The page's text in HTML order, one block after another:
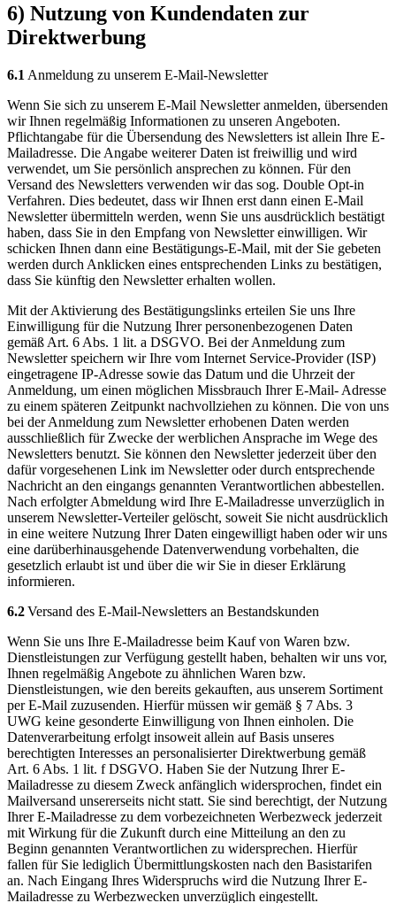
6) Nutzung von Kundendaten zur
Direktwerbung
6.1 Anmeldung zu unserem E-Mail-Newsletter
Wenn Sie sich zu unserem E-Mail Newsletter anmelden, übersenden
wir Ihnen regelmäßig Informationen zu unseren Angeboten.
Pflichtangabe für die Übersendung des Newsletters ist allein Ihre E-
Mailadresse. Die Angabe weiterer Daten ist freiwillig und wird
verwendet, um Sie persönlich ansprechen zu können. Für den
Versand des Newsletters verwenden wir das sog. Double Opt-in
Verfahren. Dies bedeutet, dass wir Ihnen erst dann einen E-Mail
Newsletter übermitteln werden, wenn Sie uns ausdrücklich bestätigt
haben, dass Sie in den Empfang von Newsletter einwilligen. Wir
schicken Ihnen dann eine Bestätigungs-E-Mail, mit der Sie gebeten
werden durch Anklicken eines entsprechenden Links zu bestätigen,
dass Sie künftig den Newsletter erhalten wollen.
Mit der Aktivierung des Bestätigungslinks erteilen Sie uns Ihre
Einwilligung für die Nutzung Ihrer personenbezogenen Daten
gemäß Art. 6 Abs. 1 lit. a DSGVO. Bei der Anmeldung zum
Newsletter speichern wir Ihre vom Internet Service-Provider (ISP)
eingetragene IP-Adresse sowie das Datum und die Uhrzeit der
Anmeldung, um einen möglichen Missbrauch Ihrer E-Mail- Adresse
zu einem späteren Zeitpunkt nachvollziehen zu können. Die von uns
bei der Anmeldung zum Newsletter erhobenen Daten werden
ausschließlich für Zwecke der werblichen Ansprache im Wege des
Newsletters benutzt. Sie können den Newsletter jederzeit über den
dafür vorgesehenen Link im Newsletter oder durch entsprechende
Nachricht an den eingangs genannten Verantwortlichen abbestellen.
Nach erfolgter Abmeldung wird Ihre E-Mailadresse unverzüglich in
unserem Newsletter-Verteiler gelöscht, soweit Sie nicht ausdrücklich
in eine weitere Nutzung Ihrer Daten eingewilligt haben oder wir uns
eine darüberhinausgehende Datenverwendung vorbehalten, die
gesetzlich erlaubt ist und über die wir Sie in dieser Erklärung
informieren.
6.2Versand des E-Mail-Newsletters an Bestandskunden
Wenn Sie uns Ihre E-Mailadresse beim Kauf von Waren bzw.
Dienstleistungen zur Verfügung gestellt haben, behalten wir uns vor,
Ihnen regelmäßig Angebote zu ähnlichen Waren bzw.
Dienstleistungen, wie den bereits gekauften, aus unserem Sortiment
per E-Mail zuzusenden. Hierfür müssen wir gemäß § 7 Abs. 3
UWG keine gesonderte Einwilligung von Ihnen einholen. Die
Datenverarbeitung erfolgt insoweit allein auf Basis unseres
berechtigten Interesses an personalisierter Direktwerbung gemäß
Art. 6 Abs. 1 lit. f DSGVO. Haben Sie der Nutzung Ihrer E-
Mailadresse zu diesem Zweck anfänglich widersprochen, findet ein
Mailversand unsererseits nicht statt. Sie sind berechtigt, der Nutzung
Ihrer E-Mailadresse zu dem vorbezeichneten Werbezweck jederzeit
mit Wirkung für die Zukunft durch eine Mitteilung an den zu
Beginn genannten Verantwortlichen zu widersprechen. Hierfür
fallen für Sie lediglich Übermittlungskosten nach den Basistarifen
an. Nach Eingang Ihres Widerspruchs wird die Nutzung Ihrer E-
Mailadresse zu Werbezwecken unverzüglich eingestellt.